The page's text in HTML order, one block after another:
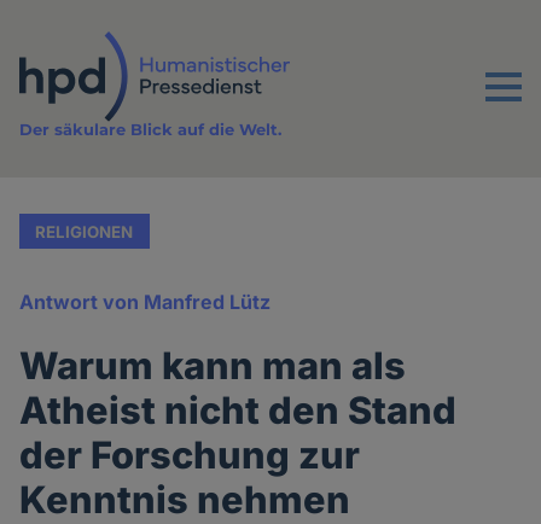
Inhalt
Menu
Der säkulare Blick auf die Welt.
RELIGIONEN
Antwort von Manfred Lütz
Warum kann man als
Atheist nicht den Stand
der Forschung zur
Kenntnis nehmen